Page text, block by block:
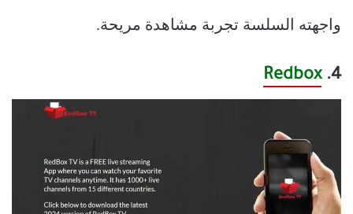
واجهته السلسة تجربة مشاهدة مريحة.
4.
Redbox